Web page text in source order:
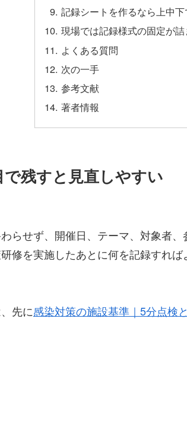
記録シートを作るなら上中下
現場では記録様式の固定が
よくある質問
次の一手
参考文献
著者情報
残すと見直しやすい
らせず、開催日、テーマ、対象者
修を実施したあとに何を記録すれ
先に感染対策の施設基準｜5分点検